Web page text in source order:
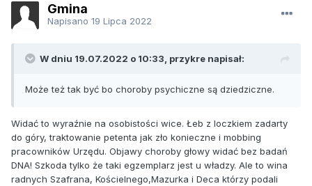
Gmina
Napisano 19 Lipca 2022
W dniu 19.07.2022 o 10:33, przykre napisał:
Może też tak być bo choroby psychiczne są dziedziczne.
Widać to wyraźnie na osobistości wice. Łeb z loczkiem zadarty
do góry, traktowanie petenta jak zło konieczne i mobbing
pracowników Urzędu. Objawy choroby głowy widać bez badań
DNA! Szkoda tylko że taki egzemplarz jest u władzy. Ale to wina
radnych Szafrana, Kościelnego,Mazurka i Deca którzy podali